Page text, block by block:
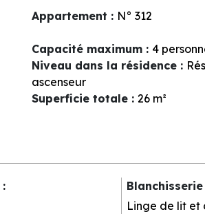
Appartement : N° 312
Capacité maximum : 4
Niveau dans la résidence :
ascenseur
Superficie totale : 26 m²
:
Blanchisserie
Linge de lit et